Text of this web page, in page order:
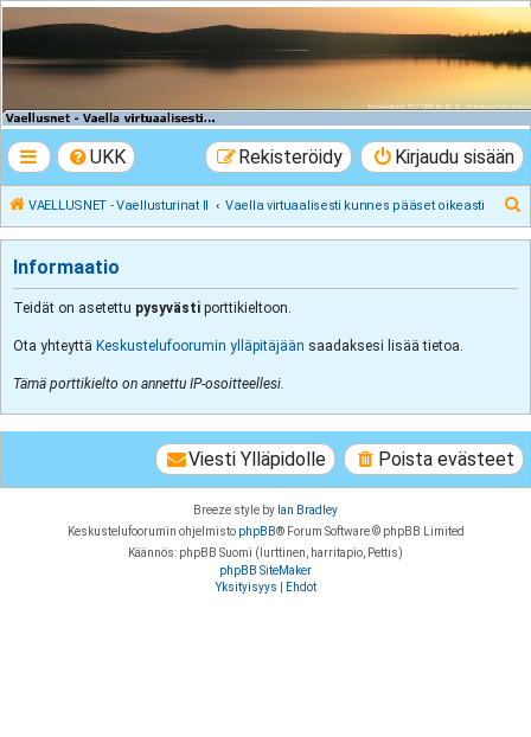
VAELLUSNET -
Vaellusturinat II
UKK Kirjaudu sisään
Rekisteröidy
VAELLUSNET - Vaellusturinat II Vaella virtuaalisesti kunnes pääset oikeasti
Informaatio
Teidät on asetettu pysyvästi porttikieltoon.
Ota yhteyttä Keskustelufoorumin ylläpitäjään saadaksesi lisää tietoa.
Tämä porttikielto on annettu IP-osoitteellesi.
Poista evästeet
Viesti Ylläpidolle
Breeze style by Ian Bradley
Keskustelufoorumin ohjelmisto phpBB® Forum Software © phpBB Limited
Käännös: phpBB Suomi (lurttinen, harritapio, Pettis)
phpBB SiteMaker
Yksityisyys
Ehdot